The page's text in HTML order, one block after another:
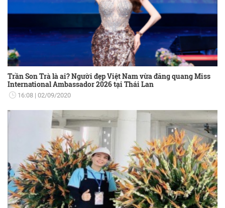
Trần Son Trà là ai? Người đẹp Việt Nam vừa đăng quang Miss
International Ambassador 2026 tại Thái Lan
16:08 02/09/2020